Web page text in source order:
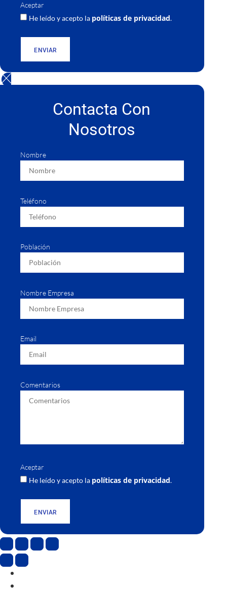
Aceptar
He leído y acepto la políticas de privacidad.
ENVIAR
Contacta Con
Nosotros
Nombre
Teléfono
Población
Nombre Empresa
Email
Comentarios
Aceptar
He leído y acepto la políticas de privacidad.
ENVIAR